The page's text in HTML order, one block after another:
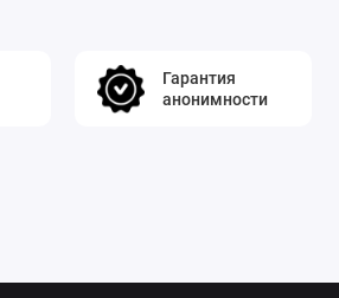
Гарантия
анонимности